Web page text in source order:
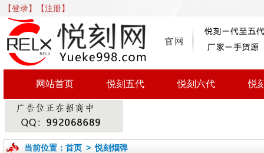
【登录】 【注册】
网站首页 悦刻五代 悦刻六代 悦
当前位置： 首页>悦刻烟弹